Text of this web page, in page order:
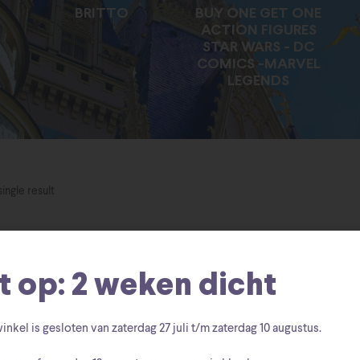
BRITTO
BUY ONE GET ONE
ACTION FIGURES
STAR WARS - DC
COMICS -MARVEL
LEGENDS
result
op: 2 weken dicht
is gesloten van zaterdag27 juli t/m zaterdag 10 augustus.